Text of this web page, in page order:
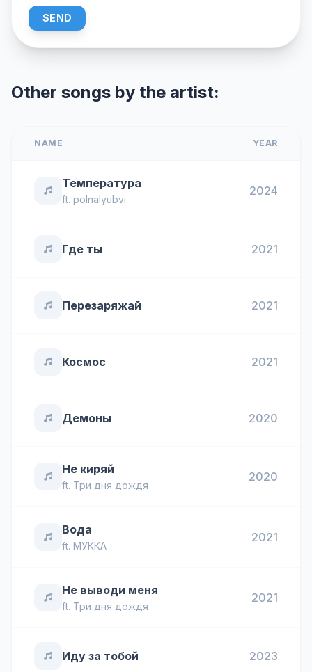
SEND
Other songs by the artist:
NAME YEAR
Температура
ft. polnalyubvi
2024
Где ты 2021
Перезаряжай 2021
Космос 2021
Демоны 2020
Не киряй
ft. Три дня дождя
2020
Вода
ft. МУККА
2021
Не выводи меня
ft. Три дня дождя
2021
Иду за тобой 2023